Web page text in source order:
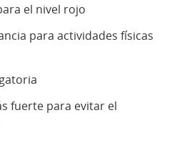
el nivel rojo
para actividades físicas
fuerte para evitar el